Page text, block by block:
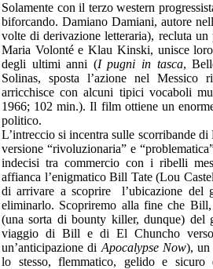
Solamente con il terzo western
biforcando. Damiano Damiani, autore
volte di derivazione letteraria), recluta
Maria Volonté e Klau Kinski, unisce
degli ultimi anni (I pugni in tasca,
Solinas, sposta l’azione nel
arricchisce con alcuni tipici vocaboli
1966; 102 min.). Il film ottiene un
politico.
L’intreccio si incentra sulle scorribande
versione “rivoluzionaria” e
indecisi tra commercio con i ribelli
affianca l’enigmatico Bill Tate (Lou
di arrivare a scoprire l’ubicazione del
eliminarlo. Scopriremo alla fine che
(una sorta di bounty killer, dunque) del
viaggio di Bill e di El Chuncho
un’anticipazione di Apocalypse Now), un
lo stesso, flemmatico, gelido e sicuro